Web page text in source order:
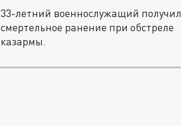
33-летний военнослужащий получил
смертельное ранение при обстреле
казармы.